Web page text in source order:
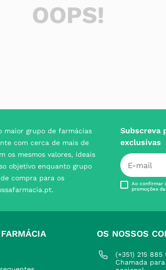
OOPS!
maior grupo de farmácias
com cerca de mais de
os mesmos valores, ideais
objetivo enquanto grupo
compra para os
Subscreva
exclusivas
Ao confirmar
promoções
OS NOSSOS
(+351) 215 885
Chamada